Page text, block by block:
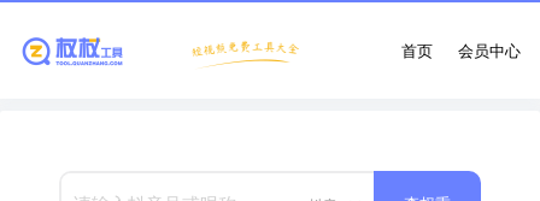
会员中心
首页